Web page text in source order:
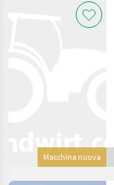
Macchina nuova